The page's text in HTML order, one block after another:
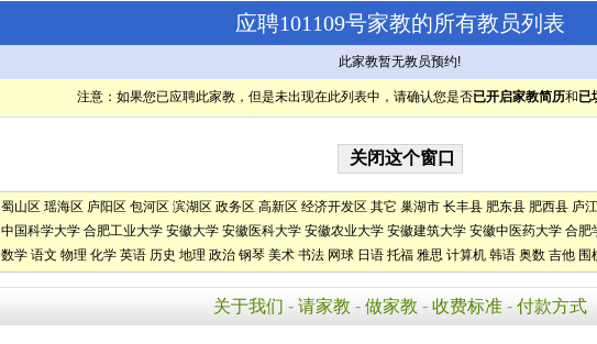
应聘101109号家教的所有教员列表
此家教暂无教员预约!
注意：如果您已应聘此家教，但是未出现在此列表中，请确认您是否已开启家教简历和已
蜀山区 瑶海区 庐阳区 包河区 滨湖区 政务区 高新区 经济开发区 其它 巢湖市 长丰县 肥东县 肥西县 庐
中国科学大学 合肥工业大学 安徽大学 安徽医科大学 安徽农业大学 安徽建筑大学 安徽中医药大学 合肥
数学 语文 物理 化学 英语 历史 地理 政治 钢琴 美术 书法 网球 日语 托福 雅思 计算机 韩语 奥数 吉他 围
关于我们 - 请家教 - 做家教 - 收费标准 - 付款方式